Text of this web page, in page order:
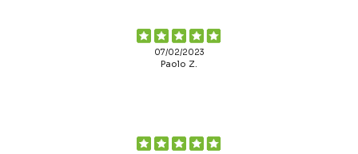
07/02/2023
Paolo Z.